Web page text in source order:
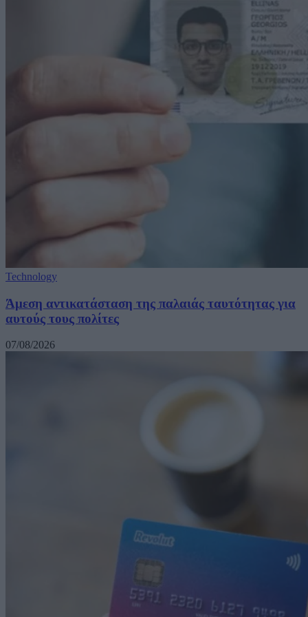
Technology
Άμεση αντικατάσταση της παλαιάς ταυτότητας για
αυτούς τους πολίτες
07/08/2026